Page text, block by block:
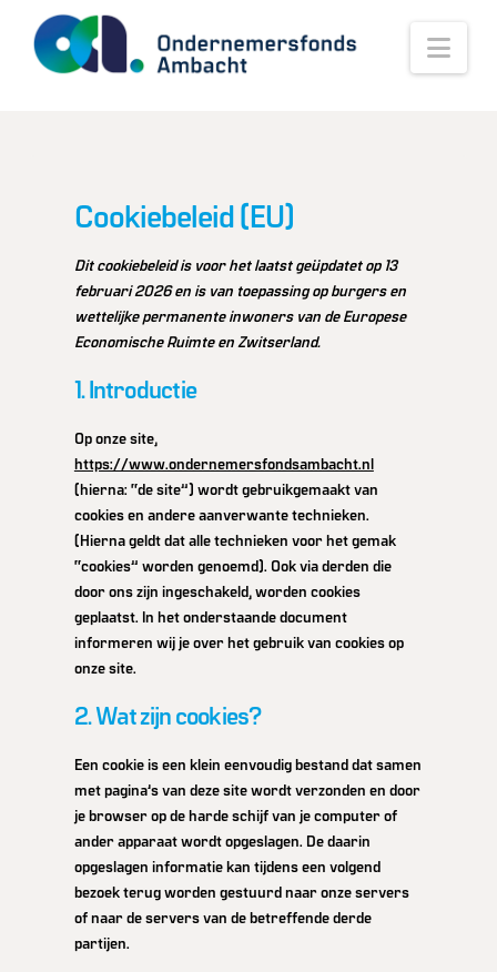
Cookiebeleid (EU)
Dit cookiebeleid is voor het laatst geüpdatet op 13
februari 2026 en is van toepassing op burgers en
wettelijke permanente inwoners van de Europese
Economische Ruimte en Zwitserland.
1. Introductie
Op onze site,
https://www.ondernemersfondsambacht.nl
(hierna: “de site”) wordt gebruikgemaakt van
cookies en andere aanverwante technieken.
(Hierna geldt dat alle technieken voor het gemak
“cookies” worden genoemd). Ook via derden die
door ons zijn ingeschakeld, worden cookies
geplaatst. In het onderstaande document
informeren wij je over het gebruik van cookies op
onze site.
2. Wat zijn cookies?
Een cookie is een klein eenvoudig bestand dat samen
met pagina’s van deze site wordt verzonden en door
je browser op de harde schijf van je computer of
ander apparaat wordt opgeslagen. De daarin
opgeslagen informatie kan tijdens een volgend
bezoek terug worden gestuurd naar onze servers
of naar de servers van de betreffende derde
partijen.